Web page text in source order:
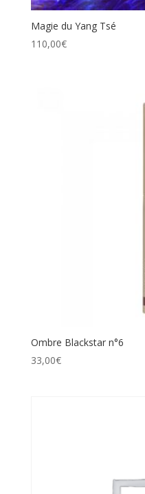
Magie du Yang Tsé
110,00€
Ombre Blackstar n°6
33,00€